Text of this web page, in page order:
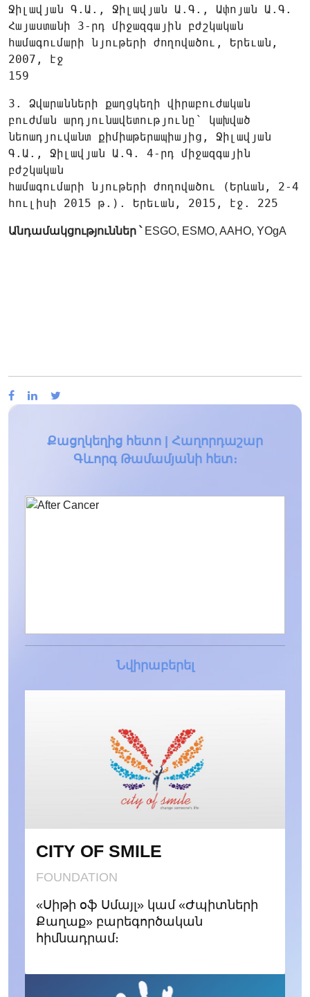
Ջիլավյան Գ.Ա., Ջիլավյան Ա.Գ., Ափոյան Ա.Գ.
Հայաստանի 3-րդ միջազգային բժշկական
համագումարի նյութերի ժողովածու, Երեւան,
2007, էջ
159
3. Ձվարանների քաղցկեղի վիրաբուժական
բուժման արդյունավետությունը՝ կախված
նեոադյուվանտ քիմիաթերապիայից, Ջիլավյան
Գ.Ա., Ջիլավյան Ա.Գ. 4-րդ միջազգային
բժշկական
համագումարի նյութերի ժողովածու (Երևան, 2-4
հուլիսի 2015 թ.). Երեւան, 2015, էջ. 225
Անդամակցություններ ՝ESGO, ESMO, AAHO, YOgA
Քացղկեղից հետո | Հաղորդաշար
Գևորգ Թամամյանի հետ։
Նվիրաբերել
CITY OF SMILE
FOUNDATION
«Սիթի օֆ Սմայլ» կամ «Ժպիտների
Քաղաք» բարեգործական
հիմնադրամ։